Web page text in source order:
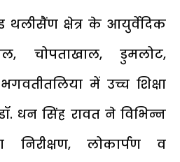
थलीसैंण क्षेत्र के आयुर्वेदिक
चोपताखाल, डुमलोट,
में उच्च शिक्षा
धन सिंह रावत ने विभिन्न
निरीक्षण, लोकार्पण व